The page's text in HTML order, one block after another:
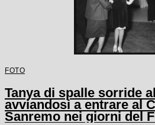
FOTO
Tanya di spalle sorride
avviandosi a entrare al
Sanremo nei giorni del